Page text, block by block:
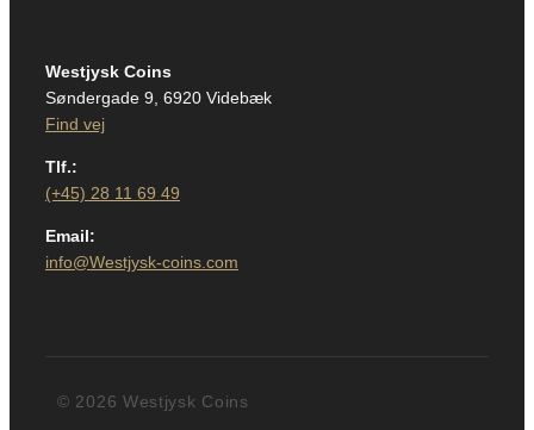
Westjysk Coins
Søndergade 9, 6920 Videbæk
Find vej
Tlf.:
(+45) 28 11 69 49
Email:
info@Westjysk-coins.com
© 2026 Westjysk Coins